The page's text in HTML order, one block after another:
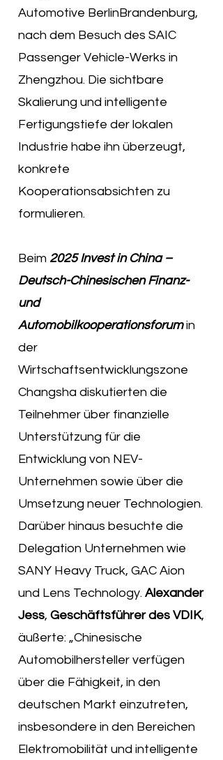
Automotive BerlinBrandenburg,
nach dem Besuch des SAIC
Passenger Vehicle-Werks in
Zhengzhou. Die sichtbare
Skalierung und intelligente
Fertigungstiefe der lokalen
Industrie habe ihn überzeugt,
konkrete
Kooperationsabsichten zu
formulieren.
Beim 2025 Invest in China –
Deutsch-Chinesischen Finanz-
und
Automobilkooperationsforumin
der
Wirtschaftsentwicklungszone
Changsha diskutierten die
Teilnehmer über finanzielle
Unterstützung für die
Entwicklung von NEV-
Unternehmen sowie über die
Umsetzung neuer Technologien.
Darüber hinaus besuchte die
Delegation Unternehmen wie
SANY Heavy Truck, GAC Aion
und Lens Technology. Alexander
Jess, Geschäftsführer des VDIK,
äußerte: „Chinesische
Automobilhersteller verfügen
über die Fähigkeit, in den
deutschen Markt einzutreten,
insbesondere in den Bereichen
Elektromobilität und intelligente